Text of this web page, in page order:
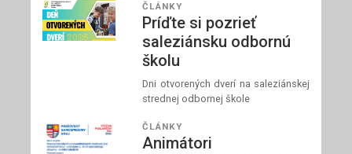
ČLÁNKY
Príďte si pozrieť
saleziánsku odbornú
školu
Dni otvorených dverí na saleziánskej
strednej odbornej škole
ČLÁNKY
Animátori